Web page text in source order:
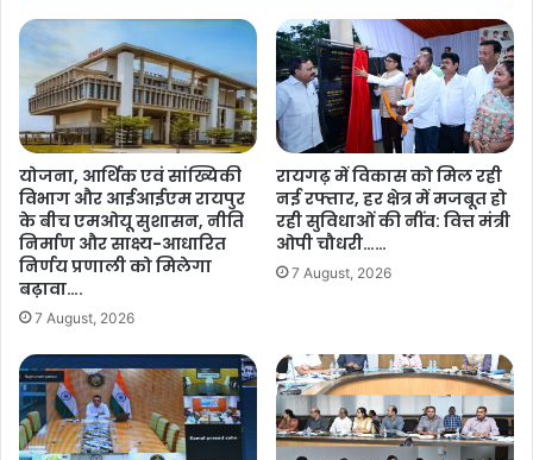
योजना, आर्थिक एवं सांख्यिकी
विभाग और आईआईएम रायपुर
के बीच एमओयू सुशासन, नीति
निर्माण और साक्ष्य-आधारित
निर्णय प्रणाली को मिलेगा
बढ़ावा….
7 August, 2026
रायगढ़ में विकास को मिल रही
नई रफ्तार, हर क्षेत्र में मजबूत हो
रही सुविधाओं की नींव: वित्त मंत्री
ओपी चौधरी……
7 August, 2026